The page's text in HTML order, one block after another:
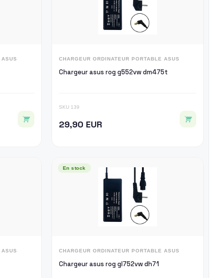
CHARGEUR ORDINATEUR PORTABLE ASUS
Chargeur asus rog g552vw dm475t
SKU 139
29,90 EUR
En stock
CHARGEUR ORDINATEUR PORTABLE ASUS
Chargeur asus rog gl752vw dh71